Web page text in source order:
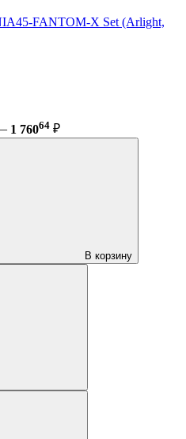
FANTOM-X Set (Arlight,
1 76064 ₽
В корзину